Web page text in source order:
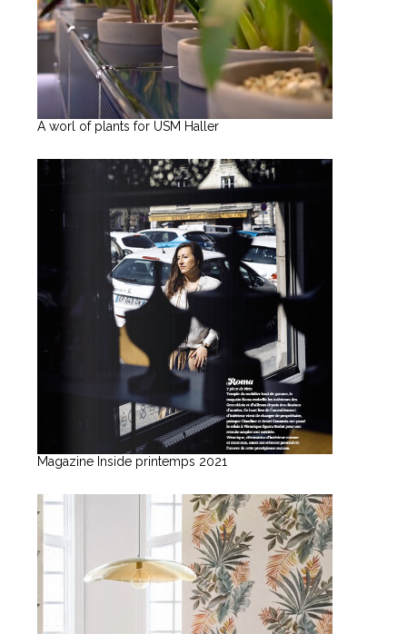
A worl of plants for USM Haller
Magazine Inside printemps 2021